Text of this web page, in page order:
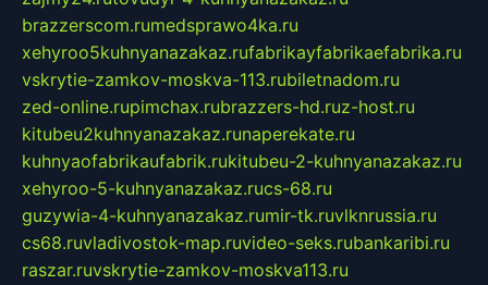
brazzerscom.rumedsprawo4ka.ru
xehyroo5kuhnyanazakaz.rufabrikayfabrikaefabrika.ru
vskrytie-zamkov-moskva-113.rubiletnadom.ru
zed-online.rupimchax.rubrazzers-hd.ruz-host.ru
kitubeu2kuhnyanazakaz.runaperekate.ru
kuhnyaofabrikaufabrik.rukitubeu-2-kuhnyanazakaz.ru
xehyroo-5-kuhnyanazakaz.rucs-68.ru
guzywia-4-kuhnyanazakaz.rumir-tk.ruvlknrussia.ru
cs68.ruvladivostok-map.ruvideo-seks.rubankaribi.ru
raszar.ruvskrytie-zamkov-moskva113.ru